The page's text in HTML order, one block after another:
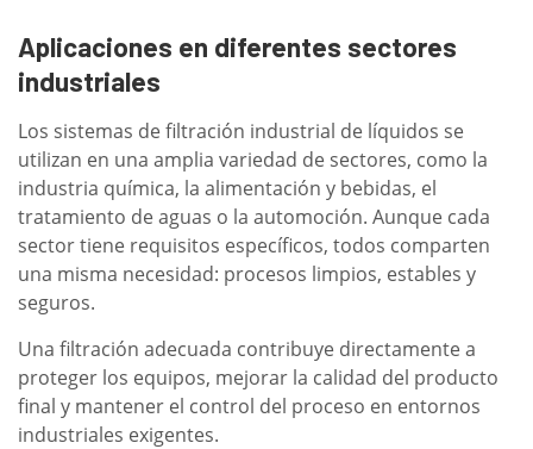
Aplicaciones en diferentes sectores
industriales
Los sistemas de filtración industrial de líquidos se
utilizan en una amplia variedad de sectores, como la
industria química, la alimentación y bebidas, el
tratamiento de aguas o la automoción. Aunque cada
sector tiene requisitos específicos, todos comparten
una misma necesidad: procesos limpios, estables y
seguros.
Una filtración adecuada contribuye directamente a
proteger los equipos, mejorar la calidad del producto
final y mantener el control del proceso en entornos
industriales exigentes.